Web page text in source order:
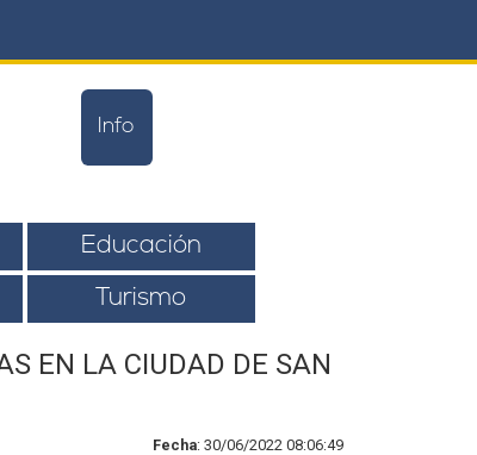
Info
Educación
Turismo
EN LA CIUDAD DE SAN
Fecha: 30/06/2022 08:06:49